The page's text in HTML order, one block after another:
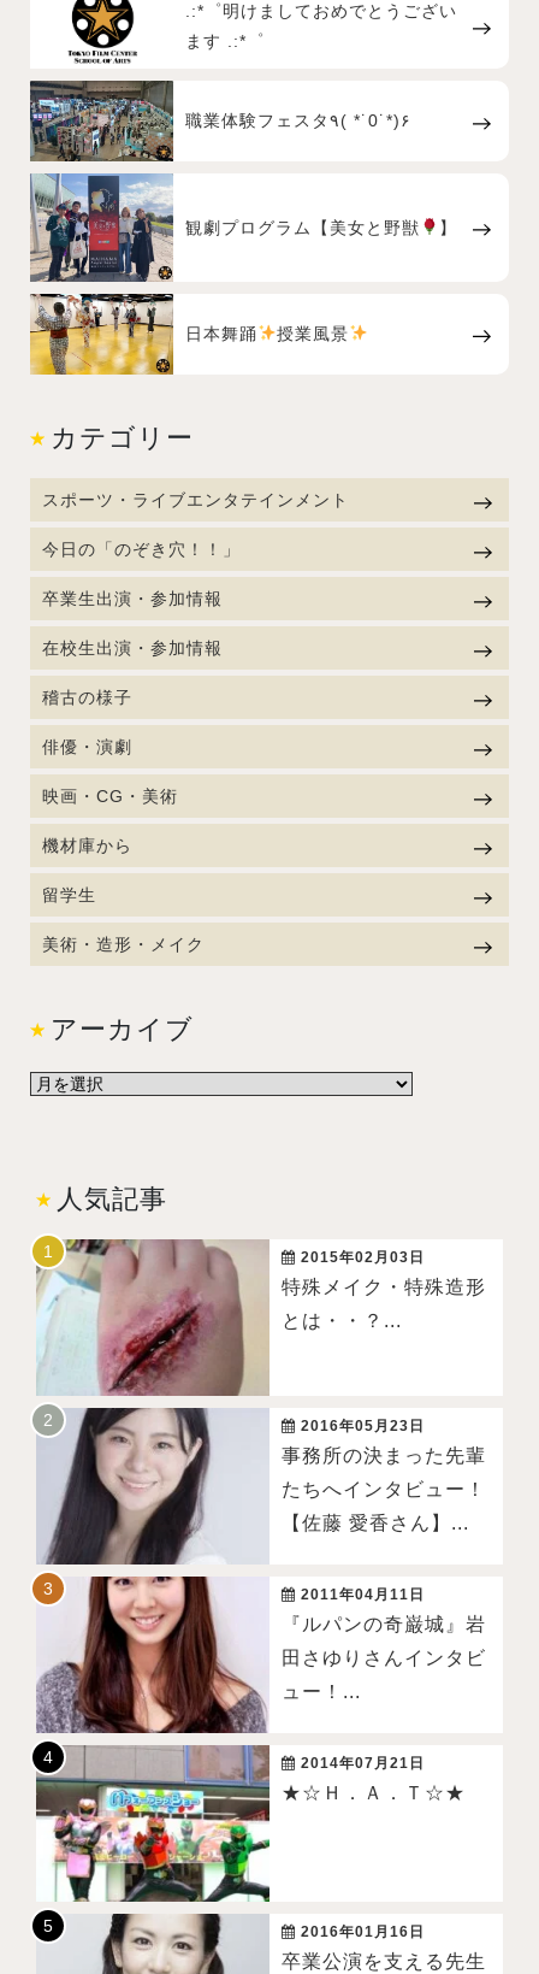
.:*゜明けましておめでとうござい
ます .:*゜
職業体験フェスタ٩( *˙0˙*)۶
観劇プログラム【美女と野獣 】
日本舞踊 授業風景
カテゴリー
スポーツ・ライブエンタテインメント
今日の「のぞき穴！！」
卒業生出演・参加情報
在校生出演・参加情報
稽古の様子
俳優・演劇
映画・CG・美術
機材庫から
留学生
美術・造形・メイク
アーカイブ
人気記事
2015年02月03日
特殊メイク・特殊造形
とは・・？...
2016年05月23日
事務所の決まった先輩
たちへインタビュー！
【佐藤 愛香さん】...
2011年04月11日
『ルパンの奇巌城』岩
田さゆりさんインタビ
ュー！...
2014年07月21日
★☆Ｈ．Ａ．Ｔ☆★
2016年01月16日
卒業公演を支える先生